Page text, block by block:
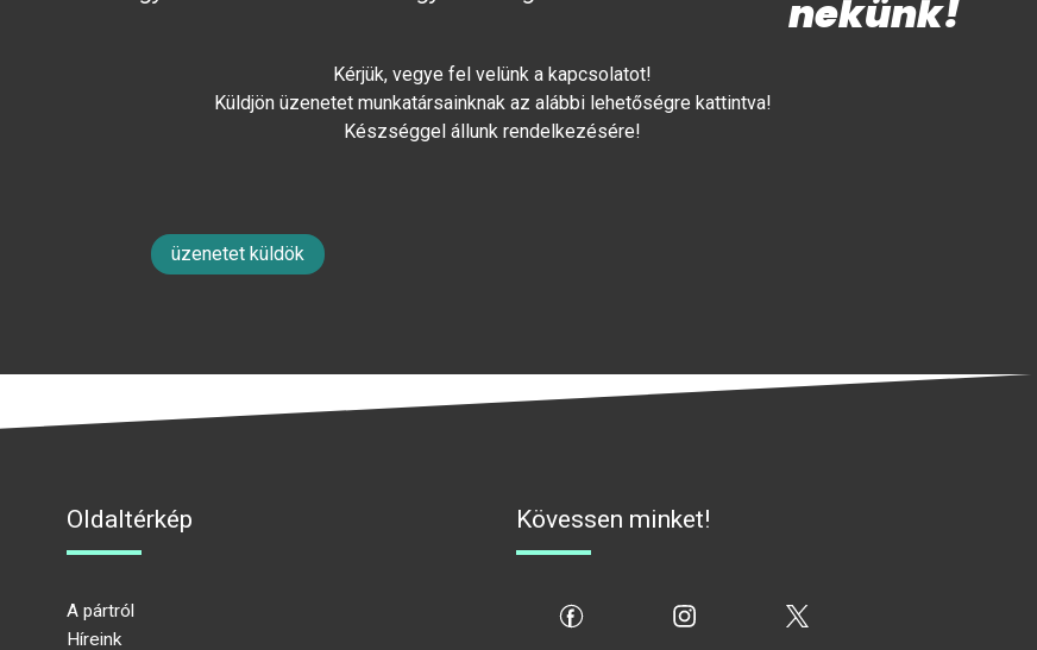
nekünk!
Kérjük, vegye fel velünk a kapcsolatot!
Küldjön üzenetet munkatársainknak az alábbi lehetőségre kattintva!
Készséggel állunk rendelkezésére!
üzenetet küldök
Oldaltérkép
A pártról
Híreink
Kövessen minket!